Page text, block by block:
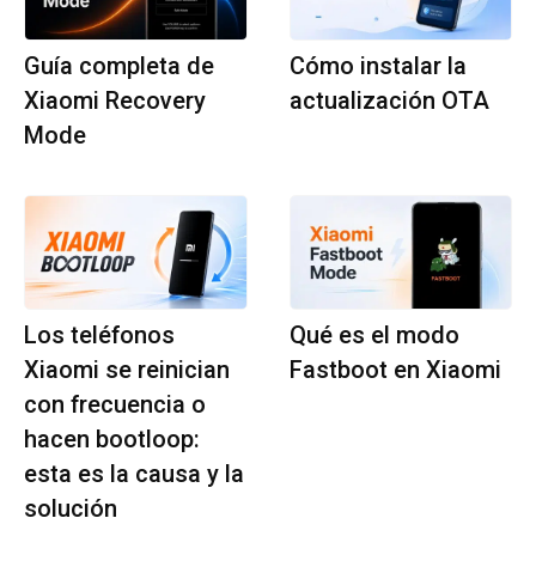
Guía completa de
Xiaomi Recovery
Mode
Cómo instalar la
actualización OTA
Los teléfonos
Xiaomi se reinician
con frecuencia o
hacen bootloop:
esta es la causa y la
solución
Qué es el modo
Fastboot en Xiaomi